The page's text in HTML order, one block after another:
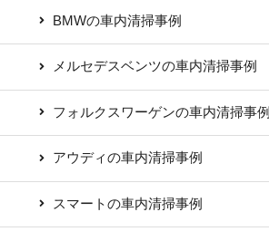
BMWの車内清掃事例
メルセデスベンツの車内清掃事例
フォルクスワーゲンの車内清掃事例
アウディの車内清掃事例
スマートの車内清掃事例